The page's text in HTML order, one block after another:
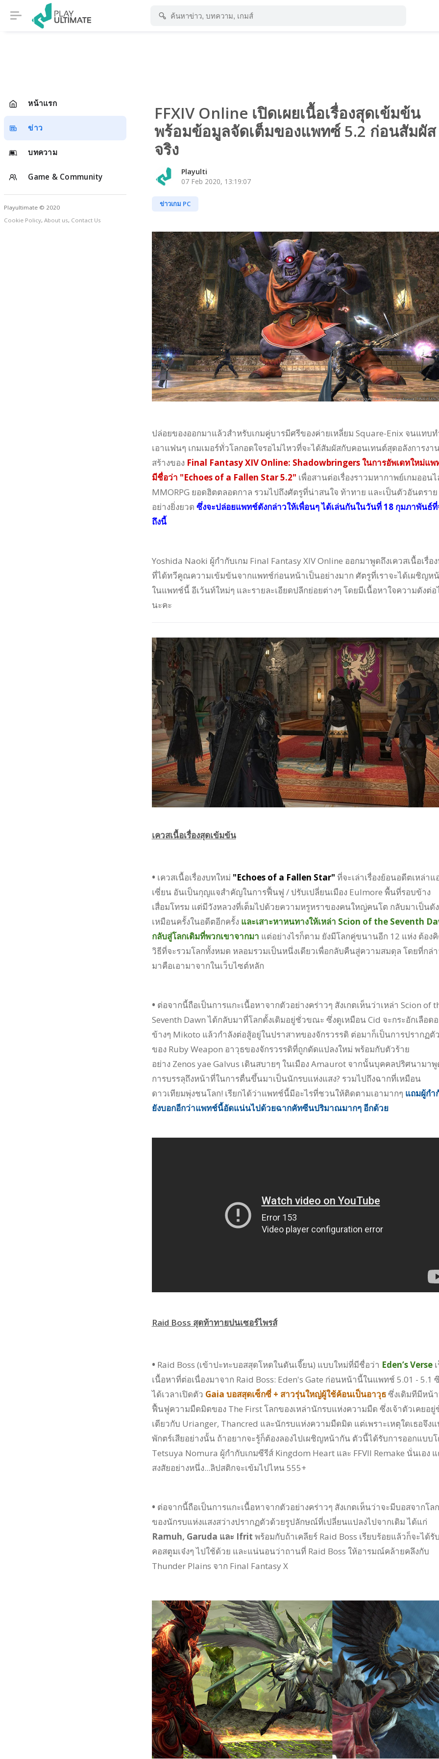
หน้าแรก
ข่าว
บทความ
Game & Community
Playultimate © 2020
Cookie Policy, About us, Contact Us
FFXIV Online เปิดเผยเนื้อเรื่องสุดเข้มข้น
พร้อมข้อมูลจัดเต็มของแพทซ์ 5.2 ก่อนสัมผัส
จริง
Playulti
07 Feb 2020, 13:19:07
ข่าวเกม PC
ปล่อยของออกมาแล้วสำหรับเกมคู่บารมีศรีของค่ายเหลี่ยม Square-Enix จนแทบ
เอาแฟนๆ เกมเมอร์ทั่วโลกอดใจรอไม่ไหวที่จะได้สัมผัสกับคอนเทนต์สุดอลังการงา
สร้างของ Final Fantasy XIV Online: Shadowbringers ในการอัพเดทใหม่แพ
มีชื่อว่า "Echoes of a Fallen Star 5.2" เพื่อสานต่อเรื่องราวมหากาพย์เกมออน
MMORPG ยอดฮิตตลอดกาล รวมไปถึงศัตรูที่น่าสนใจ ท้าทาย และเป็นตัวอันตราย
อย่างยิ่งยวด ซึ่งจะปล่อยแพทช์ดังกล่าวให้เพื่อนๆ ได้เล่นกันในวันที่ 18 กุมภาพันธ์ที่
ถึงนี้
Yoshida Naoki ผู้กำกับเกม Final Fantasy XIV Online ออกมาพูดถึงเควสเนื้อเรื่อ
ที่ได้ทวีคูณความเข้มข้นจากแพทช์ก่อนหน้าเป็นอย่างมาก ศัตรูที่เราจะได้เผชิญห
ในแพทช์นี้ อีเว้นท์ใหม่ๆ และรายละเอียดปลีกย่อยต่างๆ โดยมีเนื้อหาใจความดังต่
นะคะ
เควสเนื้อเรื่องสุดเข้มข้น
• เควสเนื้อเรื่องบทใหม่ "Echoes of a Fallen Star" ที่จะเล่าเรื่องย้อนอดีตเหล่าแ
เซี่ยน อันเป็นกุญแจสำคัญในการฟื้นฟู / ปรับเปลี่ยนเมือง Eulmore พื้นที่รอบข้าง
เสื่อมโทรม แต่มีวังหลวงที่เต็มไปด้วยความหรูหราของคนใหญ่คนโต กลับมาเป็นดั
เหมือนครั้งในอดีตอีกครั้ง และเสาะหาหนทางให้เหล่า Scion of the Seventh
กลับสู่โลกเดิมที่พวกเขาจากมา แต่อย่างไรก็ตาม ยังมีโลกคู่ขนานอีก 12 แห่ง ต้อง
วิธีที่จะรวมโลกทั้งหมด หลอมรวมเป็นหนึ่งเดียวเพื่อกลับคืนสู่ความสมดุล โดยที่กล่
มาคือเอามาจากในเว็บไซต์หลัก
• ต่อจากนี้ถือเป็นการแกะเนื้อหาจากตัวอย่างคร่าวๆ สังเกตเห็นว่าเหล่า Scion of
Seventh Dawn ได้กลับมาที่โลกดั้งเดิมอยู่ชั่วขณะ ซึ่งดูเหมือน Cid จะกระอักเลือด
ข้างๆ Mikoto แล้วกำลังต่อสู้อยู่ในปราสาทของจักรวรรดิ ต่อมาก็เป็นการปรากฏตั
ของ Ruby Weapon อาวุธของจักรวรรดิที่ถูกดัดแปลงใหม่ พร้อมกับตัวร้าย
อย่าง Zenos yae Galvus เดินสบายๆ ในเมือง Amaurot จากนั้นบุคคลปริศนามาพู
การบรรลุถึงหน้าที่ในการตื่นขึ้นมาเป็นนักรบแห่งแสง? รวมไปถึงฉากที่เหมือน
ดาวเทียมพุ่งชนโลก! เรียกได้ว่าแพทช์นี้มีอะไรที่ชวนให้ติดตามเอามากๆ แถมผู้กำ
ยังบอกอีกว่าแพทช์นี้อัดแน่นไปด้วยฉากคัทซีนปริมาณมากๆ อีกด้วย
Raid Boss สุดท้าทายปนเซอร์ไพรส์
• Raid Boss (เข้าปะทะบอสสุดโหดในดันเจี๊ยน) แบบใหม่ที่มีชื่อว่า Eden’s Verse
เนื้อหาที่ต่อเนื่องมาจาก Raid Boss: Eden's Gate ก่อนหน้านี้ในแพทช์ 5.01 - 5.1
ได้เวลาเปิดตัว Gaia บอสสุดเซ็กซี่ + สาวรุ่นใหญ่ผู้ใช้ค้อนเป็นอาวุธซึ่งเดิมทีมีหน้
ฟื้นฟูความมืดมิดของ The First โลกของเหล่านักรบแห่งความมืด ซึ่งเจ้าตัวเคยอยู่
เดียวกับ Urianger, Thancred และนักรบแห่งความมืดมิด แต่เพราะเหตุใดเธอจึงแ
พักตร์เสียอย่างนั้น ถ้าอยากจะรู้ก็ต้องลองไปเผชิญหน้ากัน ตัวนี้ได้รับการออกแบบ
Tetsuya Nomura ผู้กำกับเกมซีรีส์ Kingdom Heart และ FFVII Remake นั่นเอง
สงสัยอย่างหนึ่ง...ลิปสติกจะเข้มไปไหน 555+
• ต่อจากนี้ถือเป็นการแกะเนื้อหาจากตัวอย่างคร่าวๆ สังเกตเห็นว่าจะมีบอสจากโลก
ของนักรบแห่งแสงสว่างปรากฏตัวด้วยรูปลักษณ์ที่เปลี่ยนแปลงไปจากเดิม ได้แก่
Ramuh, Garuda และ Ifrit พร้อมกับถ้าเคลียร์ Raid Boss เรียบร้อยแล้วก็จะได้รั
คอสตูมเจ๋งๆ ไปใช้ด้วย และแน่นอนว่าถานที่ Raid Boss ให้อารมณ์คล้ายคลึงกับ
Thunder Plains จาก Final Fantasy X